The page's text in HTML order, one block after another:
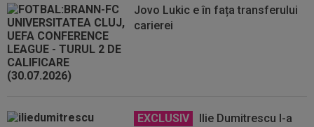
Jovo Lukic e în fața transferului
carierei
EXCLUSIV
Ilie Dumitrescu l-a